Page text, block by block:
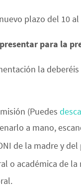
plazo del 10
para la
la
(Puedes
a mano,
de la madre y
o académica de la